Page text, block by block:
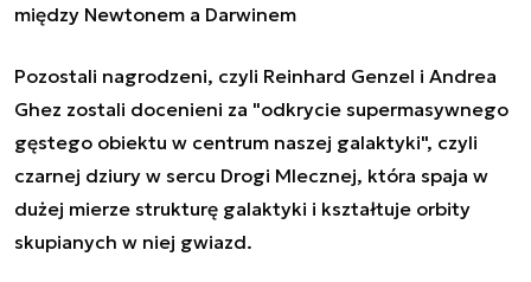
między Newtonem a Darwinem
Pozostali nagrodzeni, czyli Reinhard Genzel i Andrea
Ghez zostali docenieni za "odkrycie supermasywnego
gęstego obiektu w centrum naszej galaktyki", czyli
czarnej dziury w sercu Drogi Mlecznej, która spaja w
dużej mierze strukturę galaktyki i kształtuje orbity
skupianych w niej gwiazd.